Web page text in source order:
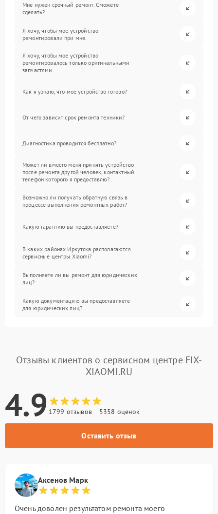
Мне нужен срочный ремонт. Сможете
сделать?
Я хочу, чтобы мое устройство
ремонтировали при мне.
Я хочу, чтобы мое устройство
ремонтировалось только оригинальными
запчастями.
Как я узнаю, что мое устройство готово?
От чего зависит срок ремонта техники?
Диагностика проводится бесплатно?
Может ли вместо меня принять устройство
после ремонта другой человек, контактный
телефон которого я предоставлю?
Возможно ли получать обратную связь в
процессе выполнения ремонтных работ?
Какую гарантию вы предоставляете?
В каких районах Иркутска располагаются
сервисные центры Xiaomi?
Выполняете ли вы ремонт для юридических
лиц?
Какую документацию вы предоставляете
для юридических лиц?
Отзывы клиентов о сервисном центре FIX-
XIAOMI.RU
4.9 1799 отзывов 5358 оценок
Оставить отзыв
Аксенов Марк
Очень доволен результатом ремонта моего